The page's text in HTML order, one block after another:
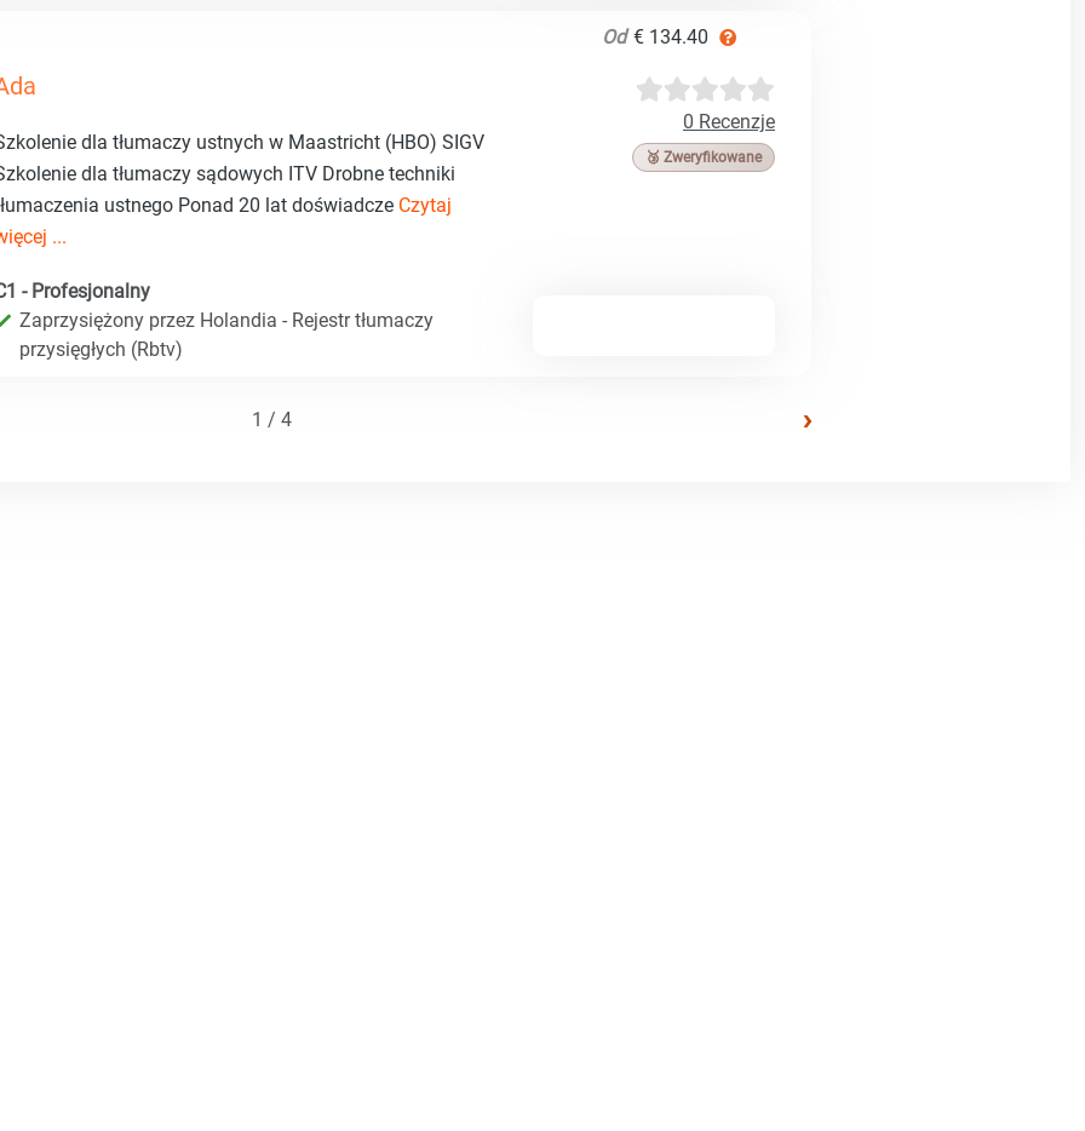
Od€ 134.40
0 Recenzje
🥉 Zweryfikowane
dla tłumaczy ustnych w Maastricht (HBO) SIGV
dla tłumaczy sądowych ITV Drobne techniki
ustnego Ponad 20 lat doświadcze Czytaj
...
- Profesjonalny
Zaprzysiężony przez Holandia - Rejestr tłumaczy
przysięgłych (Rbtv)
1 / 4 ›